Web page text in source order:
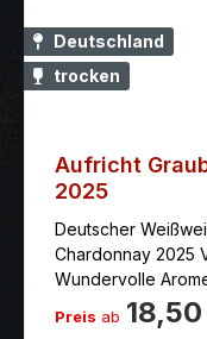
Deutschland
trocken
Aufricht
2025
Deutscher
Chardonnay 2025
Wundervolle
diesen Wein zu
Grauburgunder
Preis ab